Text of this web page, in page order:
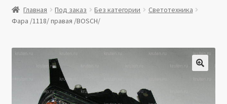
Витрина
Мой аккаунт
Политика в отношении обработки персональных
Главная Под заказ Без категории
Светотехника
Фара /1118/ правая /BOSCH/
🔍